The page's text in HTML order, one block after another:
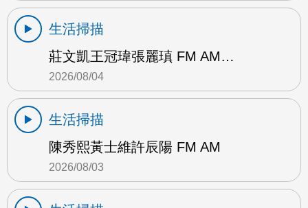
生活掃描
莊文凱王冠瑋張麗瑱 FM AM…
2026/08/04
生活掃描
陳秀熙黃士維許辰陽 FM AM
2026/08/03